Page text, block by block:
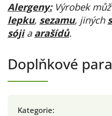
Alergeny:Výrobek
lepku, sezamu, jiných
sójia arašídů.
Doplňkové
Kategorie: